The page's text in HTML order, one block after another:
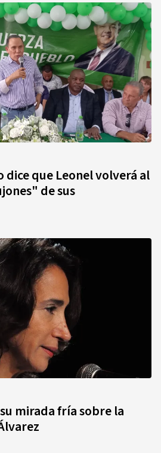
dice que Leonel volverá al
de sus
mirada fría sobre la